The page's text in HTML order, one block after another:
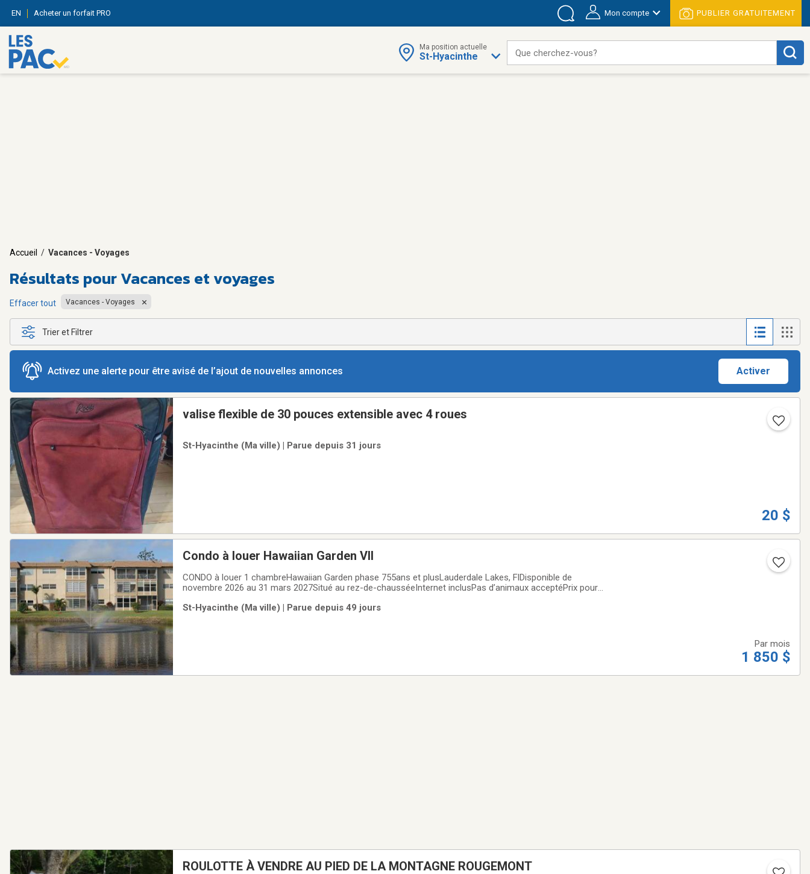
EN Acheter un forfait PRO Mon compte PUBLIER GRATUITEMENT
Ma position actuelle
St-Hyacinthe Que cherchez-vous?
Accueil / Vacances - Voyages
Résultats pourVacances et voyages
Effacer tout Vacances - Voyages
Trier et Filtrer
Activez une alerte pour être avisé de l’ajout de nouvelles annonces Activer
valise flexible de 30 pouces extensible avec 4 roues
St-Hyacinthe (Ma ville) | Parue depuis 31 jours
20 $
Condo à louer Hawaiian Garden VII
CONDO à louer 1 chambreHawaiian Garden phase 755ans et plusLauderdale Lakes, FlDisponible de
novembre 2026 au 31 mars 2027Situé au rez-de-chausséeInternet inclusPas d’animaux acceptéPrix pour
St-Hyacinthe (Ma ville) | Parue depuis 49 jours
Par mois
1 850 $
ROULOTTE À VENDRE AU PIED DE LA MONTAGNE ROUGEMONT